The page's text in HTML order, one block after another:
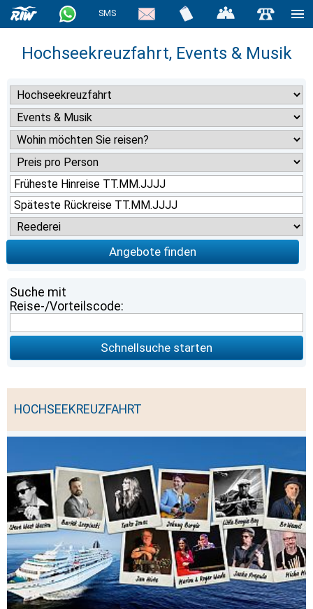
SMS
Hochseekreuzfahrt, Events & Musik
Angebote finden
Suche mit
Reise-/Vorteilscode:
Schnellsuche starten
HOCHSEEKREUZFAHRT